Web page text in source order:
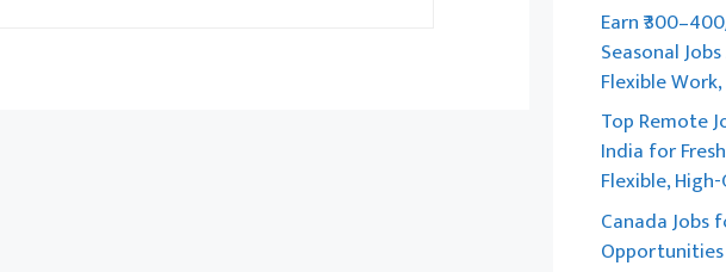
Earn
Seasonal
Flexible
Top Remote
India for
Flexible,
Canada Jobs